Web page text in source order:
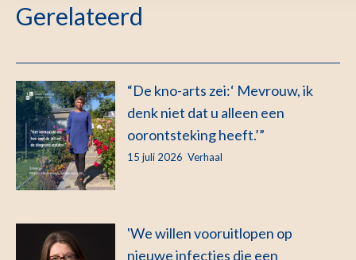
Gerelateerd
“De kno-arts zei:‘ Mevrouw, ik
denk niet dat u alleen een
oorontsteking heeft.’”
15 juli 2026 Verhaal
'We willen vooruitlopen op
nieuwe infecties die een